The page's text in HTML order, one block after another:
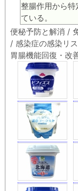
整腸作用から
ている。
便秘予防と解消 /
/ 感染症の感染リ
胃腸機能回復・改